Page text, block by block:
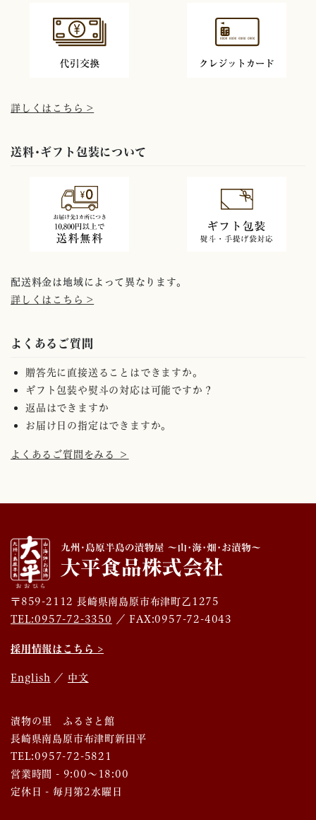
詳しくはこちら >
送料･ギフト包装について
配送料金は地域によって異なります。
詳しくはこちら >
よくあるご質問
贈答先に直接送ることはできますか。
ギフト包装や熨斗の対応は可能ですか？
返品はできますか
お届け日の指定はできますか。
よくあるご質問をみる ＞
〒859-2112 長崎県南島原市布津町乙1275
TEL:0957-72-3350 ／ FAX:0957-72-4043
採用情報はこちら >
English ／ 中文
漬物の里 ふるさと館
長崎県南島原市布津町新田平
TEL:0957-72-5821
営業時間 - 9:00～18:00
定休日 - 毎月第2水曜日